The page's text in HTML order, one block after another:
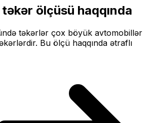
təkər ölçüsü haqqında
təkərlər çox böyük avtomobillər
Bu ölçü haqqında ətraflı